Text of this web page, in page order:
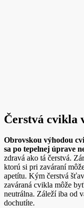
Čerstvá cvikla
Obrovskou výhodou
sa po tepelnej úprave
zdravá ako tá čerstvá.
ktorú si pri zaváraní
apetítu. Kým čerstvá
zaváraná cvikla môže
neutrálna. Záleží iba od
dochutíte.